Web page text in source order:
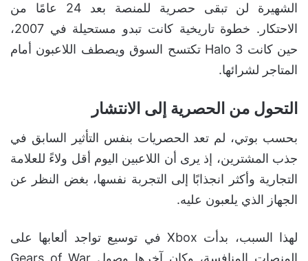
الشهيرة لن تبقى حصرية للمنصة بعد 24 عامًا من
الاحتكار. خطوة تاريخية كانت تبدو مستحيلة في 2007،
حين كانت Halo 3 تكتسح السوق ويصطف اللاعبون أمام
المتاجر لشرائها.
التحول من الحصرية إلى الانتشار
بحسب بوتي، لم تعد الحصريات بنفس التأثير السابق في
جذب المشترين، إذ يرى أن اللاعبين اليوم أقل ولاءً للعلامة
التجارية وأكثر انجذابًا إلى التجربة نفسها، بغض النظر عن
الجهاز الذي يلعبون عليه.
لهذا السبب، بدأت Xbox في توسيع تواجد ألعابها على
المنصات المنافسة، وكان آخرها وصول Gears of War